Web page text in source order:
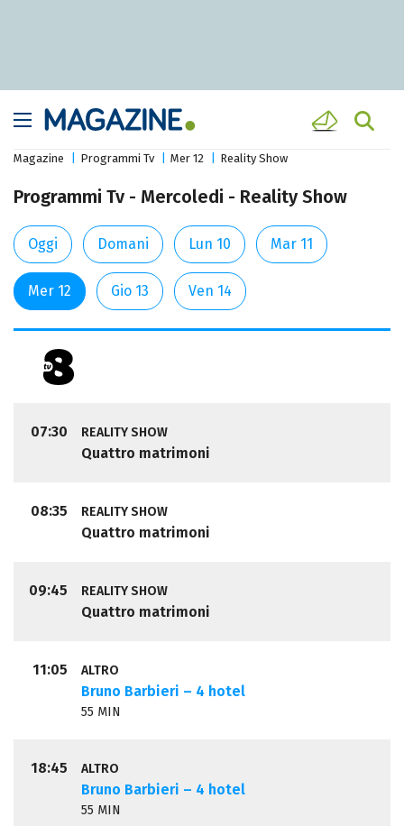
Magazine Programmi Tv Mer 12 Reality Show
Programmi Tv - Mercoledi - Reality Show
Oggi Domani Lun 10 Mar 11
Mer 12 Gio 13 Ven 14
07:30 REALITY SHOW
Quattro matrimoni
08:35 REALITY SHOW
Quattro matrimoni
09:45 REALITY SHOW
Quattro matrimoni
11:05 ALTRO
Bruno Barbieri – 4 hotel
55 MIN
18:45 ALTRO
Bruno Barbieri – 4 hotel
55 MIN